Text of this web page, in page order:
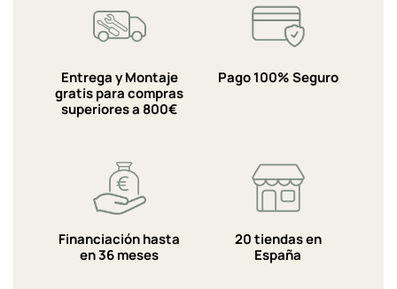
Entrega y Montaje
gratis para compras
superiores a 800€
Pago 100% Seguro
Financiación hasta
en 36 meses
20 tiendas en
España